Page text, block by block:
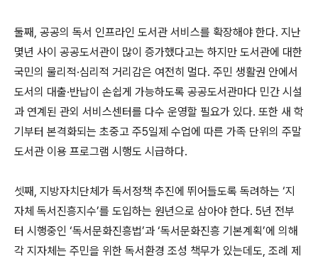
둘째, 공공의 독서 인프라인 도서관 서비스를 확장해야 한다. 지난
몇년 사이 공공도서관이 많이 증가했다고는 하지만 도서관에 대한
국민의 물리적·심리적 거리감은 여전히 멀다. 주민 생활권 안에서
도서의 대출·반납이 손쉽게 가능하도록 공공도서관마다 민간 시설
과 연계된 관외 서비스센터를 다수 운영할 필요가 있다. 또한 새 학
기부터 본격화되는 초중고 주5일제 수업에 따른 가족 단위의 주말
도서관 이용 프로그램 시행도 시급하다.
셋째, 지방자치단체가 독서정책 추진에 뛰어들도록 독려하는 ‘지
자체 독서진흥지수’를 도입하는 원년으로 삼아야 한다. 5년 전부
터 시행중인 ‘독서문화진흥법’과 ‘독서문화진흥 기본계획’에 의해
각 지자체는 주민을 위한 독서환경 조성 책무가 있는데도, 조례 제